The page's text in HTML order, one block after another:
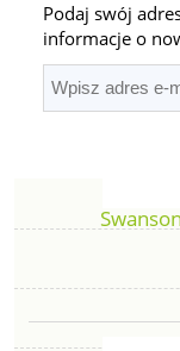
Podaj swój
informacje o